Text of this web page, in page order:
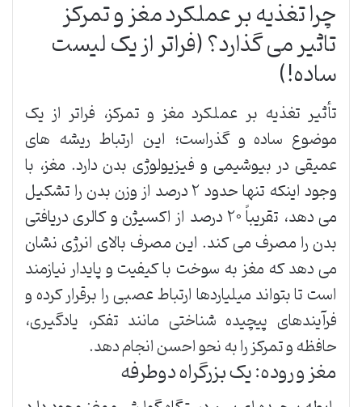
چرا تغذیه بر عملکرد مغز و تمرکز
تاثیر می گذارد؟ (فراتر از یک لیست
ساده!)
تأثیر تغذیه بر عملکرد مغز و تمرکز، فراتر از یک
موضوع ساده و گذراست؛ این ارتباط ریشه های
عمیقی در بیوشیمی و فیزیولوژی بدن دارد. مغز، با
وجود اینکه تنها حدود ۲ درصد از وزن بدن را تشکیل
می دهد، تقریباً ۲۰ درصد از اکسیژن و کالری دریافتی
بدن را مصرف می کند. این مصرف بالای انرژی نشان
می دهد که مغز به سوخت با کیفیت و پایدار نیازمند
است تا بتواند میلیاردها ارتباط عصبی را برقرار کرده و
فرآیندهای پیچیده شناختی مانند تفکر، یادگیری،
حافظه و تمرکز را به نحو احسن انجام دهد.
مغز و روده: یک بزرگراه دوطرفه